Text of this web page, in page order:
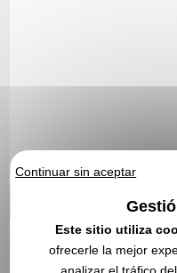
sin IVA
Sin incluir el marcado
En stock: 22 000 unidades
Continuar sin aceptar
Este sitio utiliza
ofrecerle la mejor
analizar el tráfico